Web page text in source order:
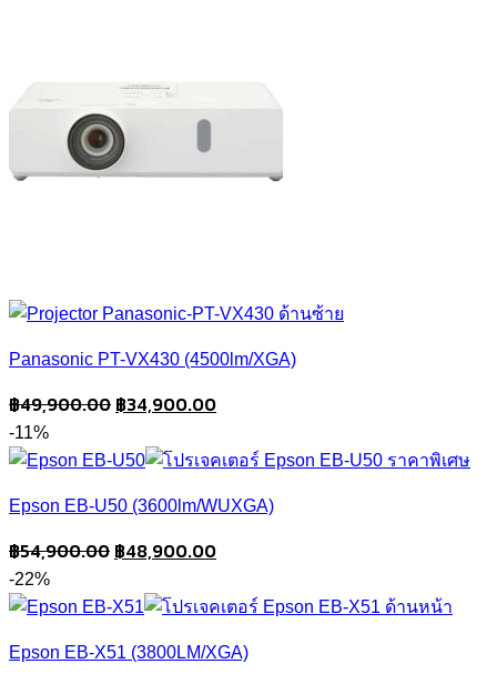
Panasonic PT-VX430 (4500lm/XGA)
฿49,900.00 Original
was:
฿34,900.00Current
is:
-11%
Epson EB-U50 (3600lm/WUXGA)
฿54,900.00 Original
was:
฿48,900.00Current
is:
-22%
Epson EB-X51 (3800LM/XGA)